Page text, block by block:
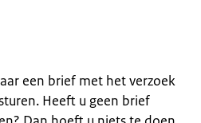
een brief met het verzoek
Heeft u geen brief